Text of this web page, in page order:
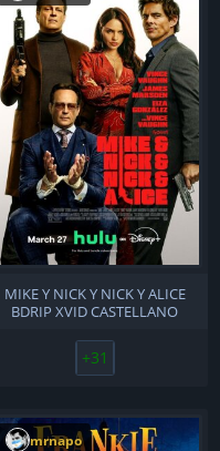
MIKE Y NICK Y NICK Y ALICE
BDRIP XVID CASTELLANO
+31
mrnapo